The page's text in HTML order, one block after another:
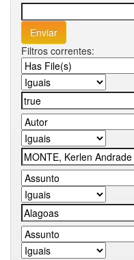
Filtros correntes: